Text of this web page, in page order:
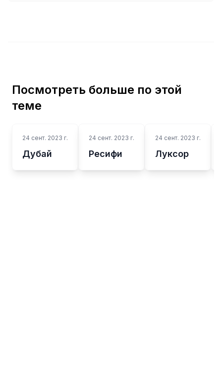
Посмотреть больше по этой
теме
24 сент. 2023 г.
Дубай
24 сент. 2023 г.
Ресифи
24 сент. 2023 г.
Луксор